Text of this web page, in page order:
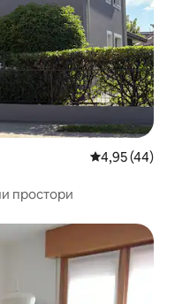
Просечна
4,95 (44)
простори